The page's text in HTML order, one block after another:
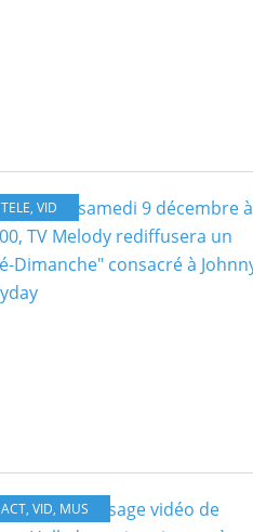
TELE, VID
ACT, VID, MUS